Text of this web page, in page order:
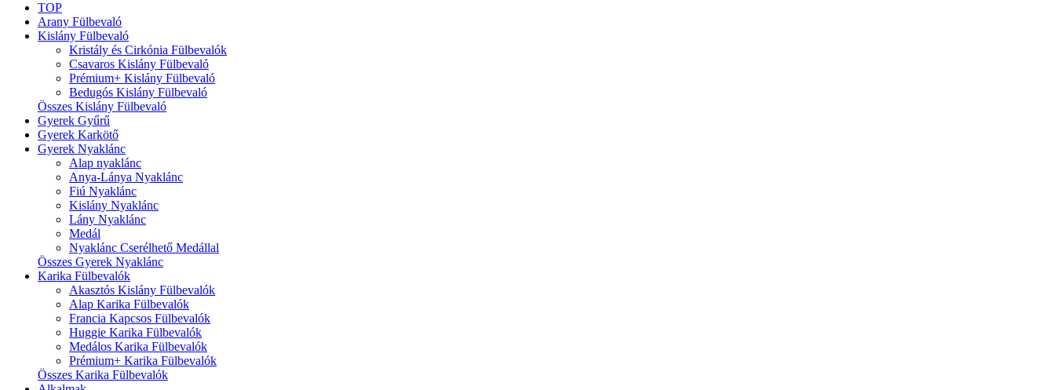
TOP
Arany Fülbevaló
Kislány Fülbevaló
Kristály és Cirkónia Fülbevalók
Csavaros Kislány Fülbevaló
Prémium+ Kislány Fülbevaló
Bedugós Kislány Fülbevaló
Összes Kislány Fülbevaló
Gyerek Gyűrű
Gyerek Karkötő
Gyerek Nyaklánc
Alap nyaklánc
Anya-Lánya Nyaklánc
Fiú Nyaklánc
Kislány Nyaklánc
Lány Nyaklánc
Medál
Nyaklánc Cserélhető Medállal
Összes Gyerek Nyaklánc
Karika Fülbevalók
Akasztós Kislány Fülbevalók
Alap Karika Fülbevalók
Francia Kapcsos Fülbevalók
Huggie Karika Fülbevalók
Medálos Karika Fülbevalók
Prémium+ Karika Fülbevalók
Összes Karika Fülbevalók